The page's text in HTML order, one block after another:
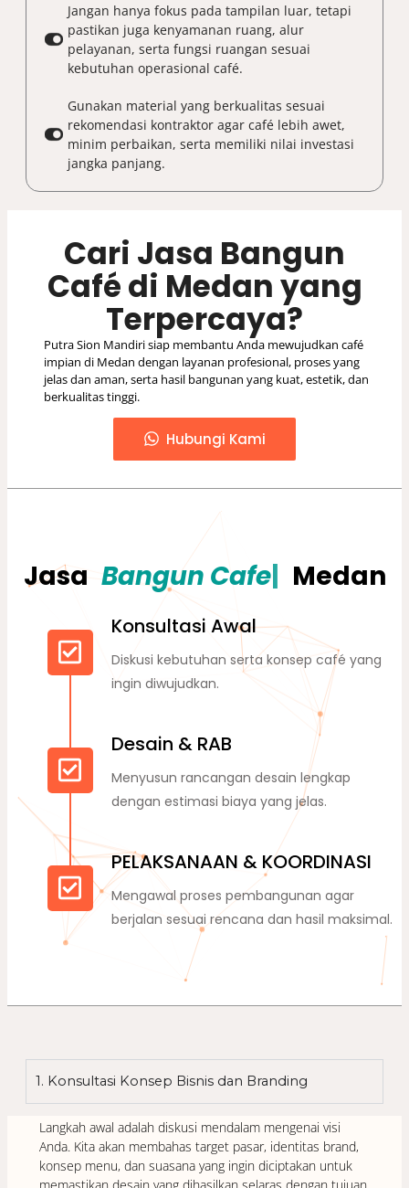
Jangan hanya fokus pada tampilan luar, tetapi
pastikan juga kenyamanan ruang, alur
pelayanan, serta fungsi ruangan sesuai
kebutuhan operasional café.
Gunakan material yang berkualitas sesuai
rekomendasi kontraktor agar café lebih awet,
minim perbaikan, serta memiliki nilai investasi
jangka panjang.
Cari Jasa Bangun
Café di Medan yang
Terpercaya?
Putra Sion Mandiri siap membantu Anda mewujudkan café
impian di Medan dengan layanan profesional, proses yang
jelas dan aman, serta hasil bangunan yang kuat, estetik, dan
berkualitas tinggi.
Hubungi Kami
Jasa Ba| Medan
Konsultasi Awal
Diskusi kebutuhan serta konsep café yang
ingin diwujudkan.
Desain & RAB
Menyusun rancangan desain lengkap
dengan estimasi biaya yang jelas.
PELAKSANAAN & KOORDINASI
Mengawal proses pembangunan agar
berjalan sesuai rencana dan hasil maksimal.
1. Konsultasi Konsep Bisnis dan Branding
Langkah awal adalah diskusi mendalam mengenai visi
Anda. Kita akan membahas target pasar, identitas brand,
konsep menu, dan suasana yang ingin diciptakan untuk